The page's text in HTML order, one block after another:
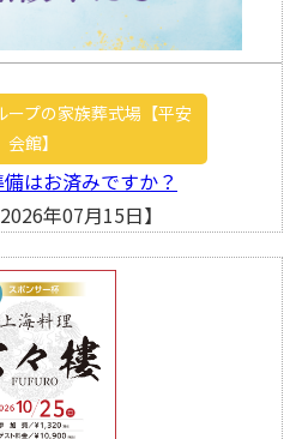
ープの家族葬式場【平安
会館】
はお済みですか？
年07月15日】